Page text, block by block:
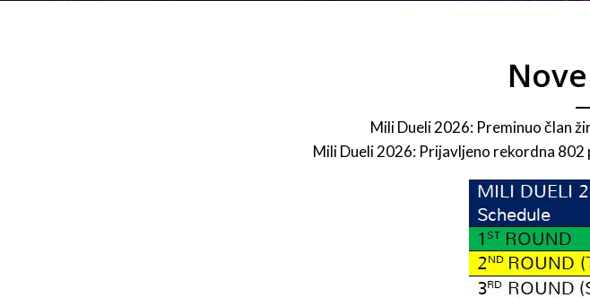
Mili Dueli 2026: Preminuo član
Mili Dueli 2026: Prijavljeno rekordna 802